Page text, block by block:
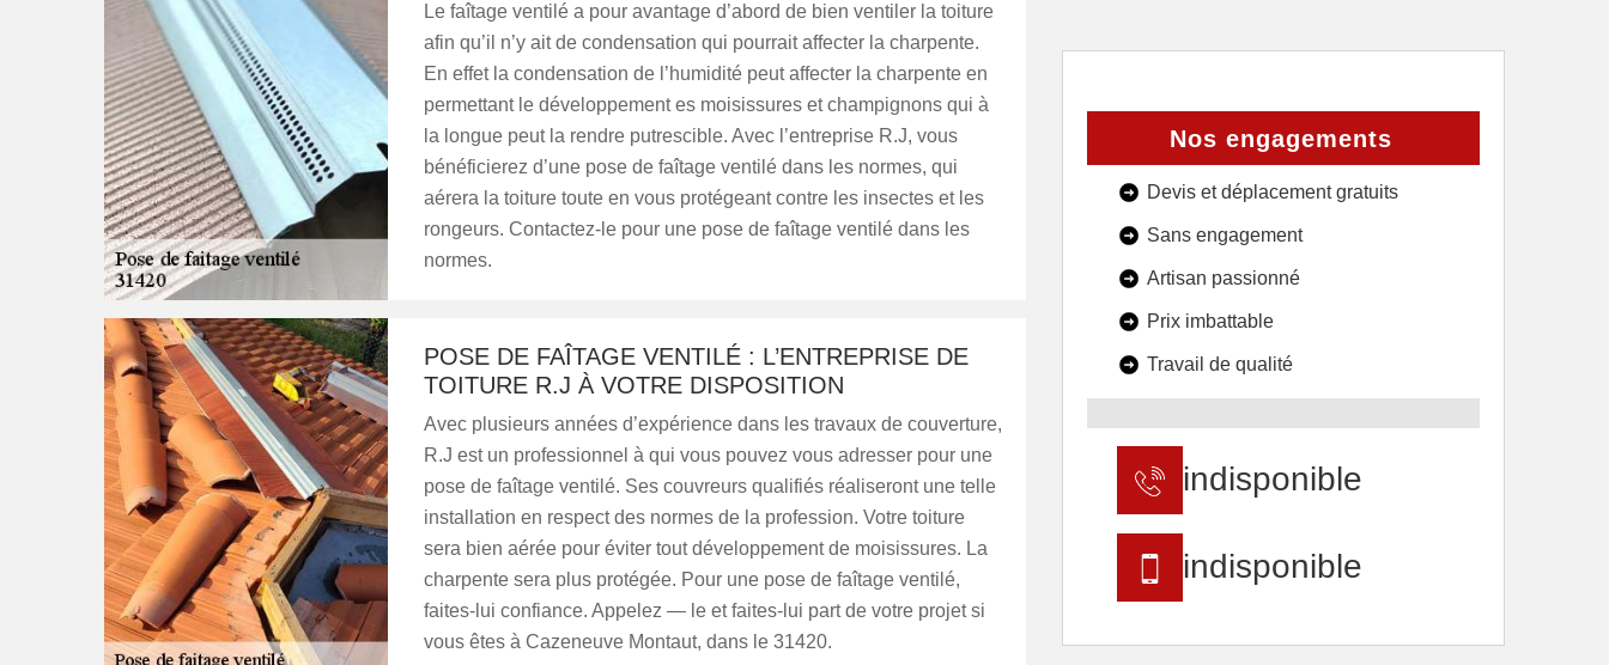
Le faîtage ventilé a pour avantage d’abord de bien ventiler la toiture
afin qu’il n’y ait de condensation qui pourrait affecter la charpente.
En effet la condensation de l’humidité peut affecter la charpente en
permettant le développement es moisissures et champignons qui à
la longue peut la rendre putrescible. Avec l’entreprise R.J, vous
bénéficierez d’une pose de faîtage ventilé dans les normes, qui
aérera la toiture toute en vous protégeant contre les insectes et les
rongeurs. Contactez-le pour une pose de faîtage ventilé dans les
normes.
POSE DE FAÎTAGE VENTILÉ : L’ENTREPRISE DE
TOITURE R.J À VOTRE DISPOSITION
Avec plusieurs années d’expérience dans les travaux de couverture,
R.J est un professionnel à qui vous pouvez vous adresser pour une
pose de faîtage ventilé. Ses couvreurs qualifiés réaliseront une telle
installation en respect des normes de la profession. Votre toiture
sera bien aérée pour éviter tout développement de moisissures. La
charpente sera plus protégée. Pour une pose de faîtage ventilé,
faites-lui confiance. Appelez — le et faites-lui part de votre projet si
vous êtes à Cazeneuve Montaut, dans le 31420.
Nos engagements
Devis et déplacement gratuits
Sans engagement
Artisan passionné
Prix imbattable
Travail de qualité
indisponible
indisponible